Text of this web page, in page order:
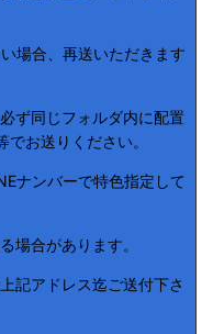
場合、再送いただきます
ず同じフォルダ内に配置
お送りください。
ナンバーで特色指定して
場合があります。
記アドレス迄ご送付下さ